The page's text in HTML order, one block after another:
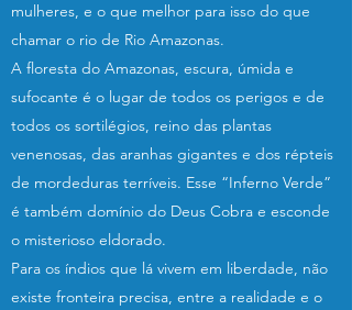
mulheres, e o que melhor para isso do que
chamar o rio de Rio Amazonas.
A floresta do Amazonas, escura, úmida e
sufocante é o lugar de todos os perigos e de
todos os sortilégios, reino das plantas
venenosas, das aranhas gigantes e dos répteis
de mordeduras terríveis. Esse “Inferno Verde”
é também domínio do Deus Cobra e esconde
o misterioso eldorado.
Para os índios que lá vivem em liberdade, não
existe fronteira precisa, entre a realidade e o